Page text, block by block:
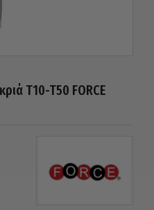
T10-T50 FORCE